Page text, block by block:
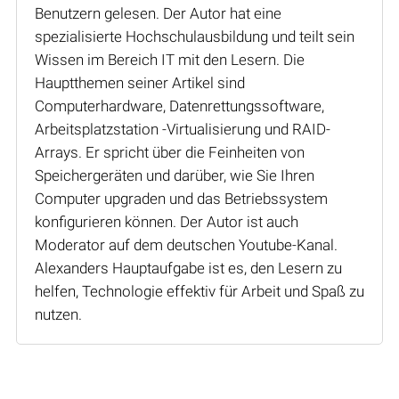
Benutzern gelesen. Der Autor hat eine
spezialisierte Hochschulausbildung und teilt sein
Wissen im Bereich IT mit den Lesern. Die
Hauptthemen seiner Artikel sind
Computerhardware, Datenrettungssoftware,
Arbeitsplatzstation -Virtualisierung und RAID-
Arrays. Er spricht über die Feinheiten von
Speichergeräten und darüber, wie Sie Ihren
Computer upgraden und das Betriebssystem
konfigurieren können. Der Autor ist auch
Moderator auf dem deutschen Youtube-Kanal.
Alexanders Hauptaufgabe ist es, den Lesern zu
helfen, Technologie effektiv für Arbeit und Spaß zu
nutzen.